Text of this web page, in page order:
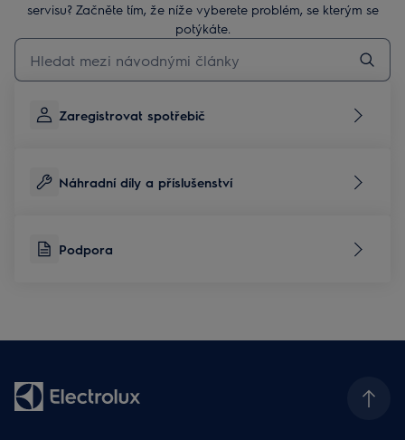
servisu? Začněte tím, že níže vyberete problém, se kterým se
potýkáte.
Pro vyhledávání v článcích technické podpory začněte psát
Zaregistrovat spotřebič
Náhradní díly a příslušenství
Podpora